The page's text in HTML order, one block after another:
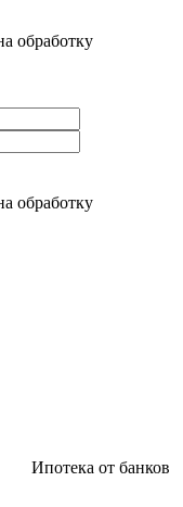
обработку
обработку
Ипотека от банков